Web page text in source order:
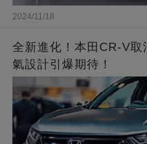
2024/11/18
全新進化！本田CR-V
氣設計引爆期待！